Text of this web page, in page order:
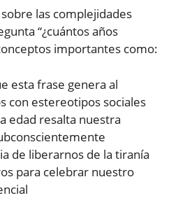
las complejidades
“¿cuántos años
importantes como:
esta frase genera al
con estereotipos sociales
edad resalta nuestra
de liberarnos de la tiranía
para celebrar nuestro